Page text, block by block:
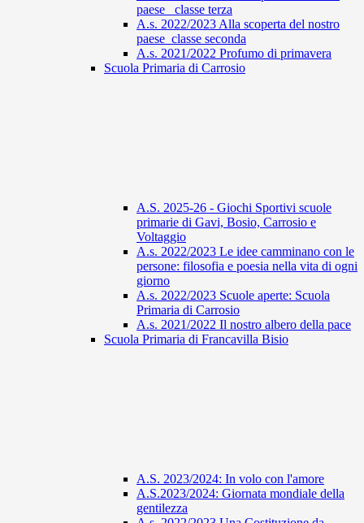
paese_ classe terza
A.s. 2022/2023 Alla scoperta del nostro
paese_classe seconda
A.s. 2021/2022 Profumo di primavera
Scuola Primaria di Carrosio
A.S. 2025-26 - Giochi Sportivi scuole
primarie di Gavi, Bosio, Carrosio e
Voltaggio
A.s. 2022/2023 Le idee camminano con le
persone: filosofia e poesia nella vita di ogni
giorno
A.s. 2022/2023 Scuole aperte: Scuola
Primaria di Carrosio
A.s. 2021/2022 Il nostro albero della pace
Scuola Primaria di Francavilla Bisio
A.S. 2023/2024: In volo con l'amore
A.S.2023/2024: Giornata mondiale della
gentilezza